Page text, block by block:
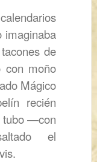
imaginaba
de
con moño
Mágico
recién
tubo―con
el